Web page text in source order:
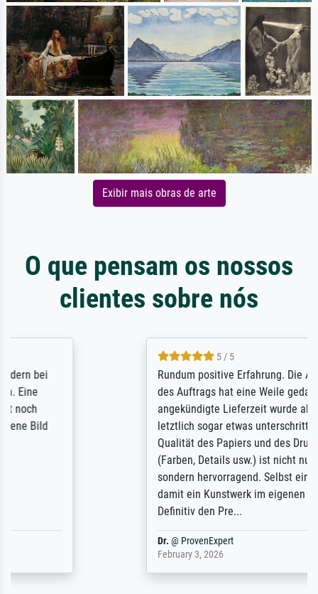
Exibir mais obras de arte
O que pensam os nossos
clientes sobre nós
Rundum positive Erfahrung. Die Ausführung
des Auftrags hat eine Weile gedauert, die
angekündigte Lieferzeit wurde aber
letztlich sogar etwas unterschritten. Die
Qualität des Papiers und des Drucks
(Farben, Details usw.) ist nicht nur gut,
sondern hervorragend. Selbst ein Druck ist
damit ein Kunstwerk im eigenen Sinne.